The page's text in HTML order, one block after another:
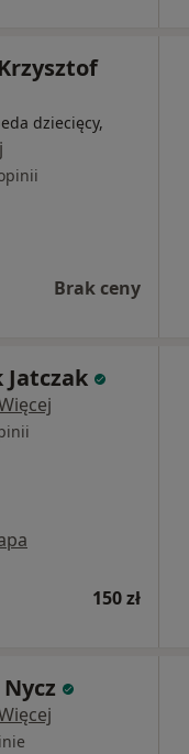
dziecięcy,
Brak ceny
150 zł